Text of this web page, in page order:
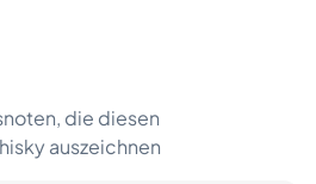
die diesen
auszeichnen